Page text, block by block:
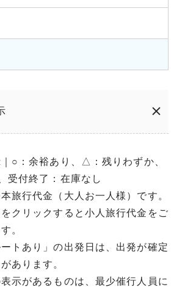
○：余裕あり、△：残りわずか、
受付終了：在庫なし
旅行代金（大人お一人様）です。
をクリックすると小人旅行代金をご
。
ートあり」の出発日は、出発が確定
あります。
表示があるものは、最少催行人員に